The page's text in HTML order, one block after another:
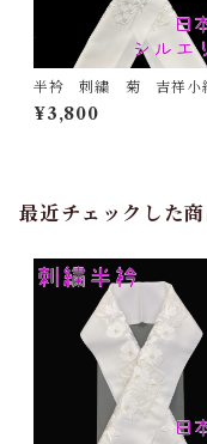
半衿 刺繍 菊 吉祥
銀 白地 シルエリー
繊 日本製 刺繍衿 和
¥3,800
最近チェックした